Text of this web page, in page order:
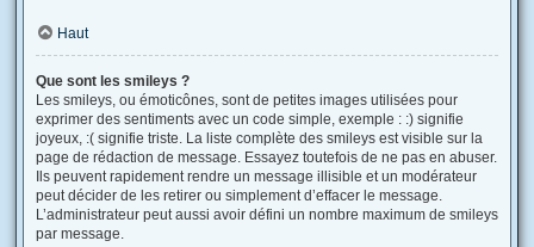
Haut
Que sont les smileys ?
Les smileys, ou émoticônes, sont de petites images utilisées pour
exprimer des sentiments avec un code simple, exemple : :) signifie
joyeux, :( signifie triste. La liste complète des smileys est visible sur la
page de rédaction de message. Essayez toutefois de ne pas en abuser.
Ils peuvent rapidement rendre un message illisible et un modérateur
peut décider de les retirer ou simplement d’effacer le message.
L’administrateur peut aussi avoir défini un nombre maximum de smileys
par message.